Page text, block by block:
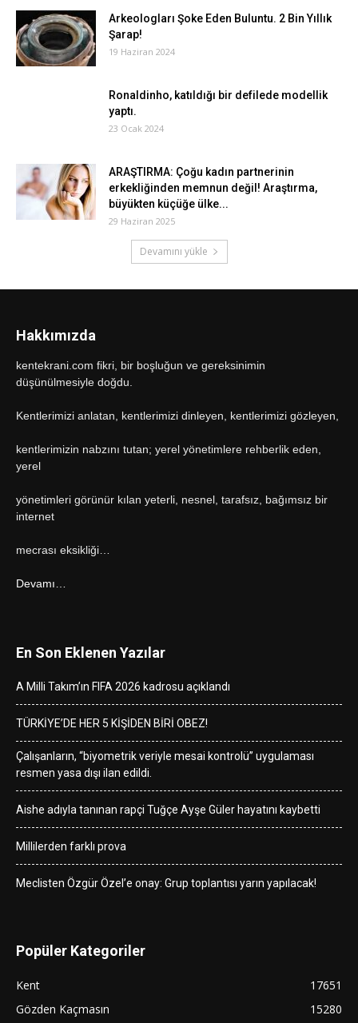
Arkeologları Şoke Eden Buluntu. 2 Bin Yıllık
Şarap!
19 Haziran 2024
Ronaldinho, katıldığı bir defilede modellik
yaptı.
23 Ocak 2024
ARAŞTIRMA: Çoğu kadın partnerinin
erkekliğinden memnun değil! Araştırma,
büyükten küçüğe ülke...
29 Haziran 2025
Devamını yükle
Hakkımızda
kentekrani.com fikri, bir boşluğun ve gereksinimin
düşünülmesiyle doğdu.
Kentlerimizi anlatan, kentlerimizi dinleyen, kentlerimizi gözleyen,
kentlerimizin nabzını tutan; yerel yönetimlere rehberlik eden,
yerel
yönetimleri görünür kılan yeterli, nesnel, tarafsız, bağımsız bir
internet
mecrası eksikliği…
Devamı…
En Son Eklenen Yazılar
A Milli Takım’ın FIFA 2026 kadrosu açıklandı
TÜRKİYE’DE HER 5 KİŞİDEN BİRİ OBEZ!
Çalışanların, “biyometrik veriyle mesai kontrolü” uygulaması
resmen yasa dışı ilan edildi.
Aishe adıyla tanınan rapçi Tuğçe Ayşe Güler hayatını kaybetti
Millilerden farklı prova
Meclisten Özgür Özel’e onay: Grup toplantısı yarın yapılacak!
Popüler Kategoriler
Kent
17651
Gözden Kaçmasın
15280